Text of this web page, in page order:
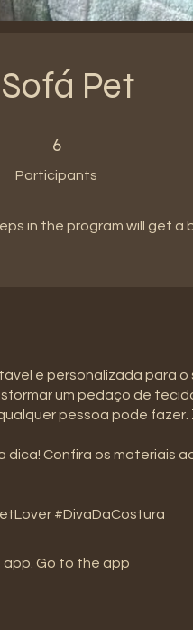
Pet
6
Participants
6 Participants
in the program will get a
e personalizada para o
um pedaço de
pessoa pode
Confira os materiais
#DivaDaCostura
Go to the app